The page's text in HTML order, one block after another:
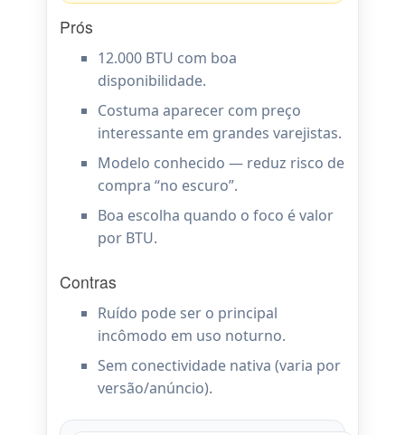
Prós
12.000 BTU com boa
disponibilidade.
Costuma aparecer com preço
interessante em grandes varejistas.
Modelo conhecido — reduz risco de
compra “no escuro”.
Boa escolha quando o foco é valor
por BTU.
Contras
Ruído pode ser o principal
incômodo em uso noturno.
Sem conectividade nativa (varia por
versão/anúncio).